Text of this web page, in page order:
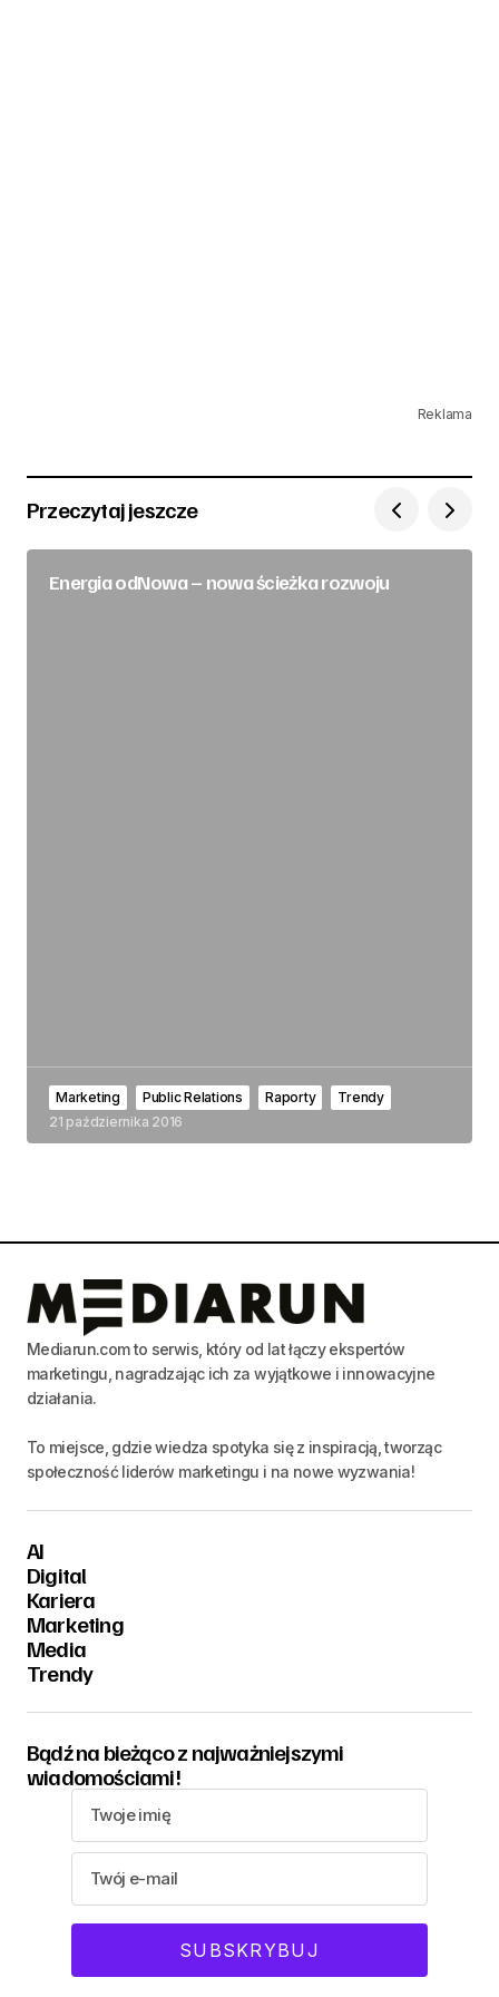
Reklama
Przeczytaj jeszcze
Energia odNowa – nowa ścieżka rozwoju
Marketing Public Relations Raporty
Trendy
21 października 2016
Mediarun.com to serwis, który od lat łączy ekspertów
marketingu, nagradzając ich za wyjątkowe i innowacyjne
działania.
To miejsce, gdzie wiedza spotyka się z inspiracją, tworząc
społeczność liderów marketingu i na nowe wyzwania!
AI
Digital
Kariera
Marketing
Media
Trendy
Bądź na bieżąco z najważniejszymi
wiadomościami!